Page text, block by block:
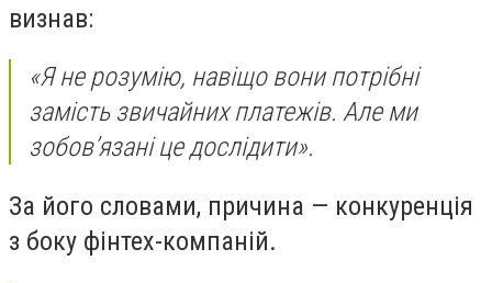
визнав:
«Я не розумію, навіщо вони потрібні
замість звичайних платежів. Але ми
зобов’язані це дослідити».
За його словами, причина — конкуренція
з боку фінтех-компаній.